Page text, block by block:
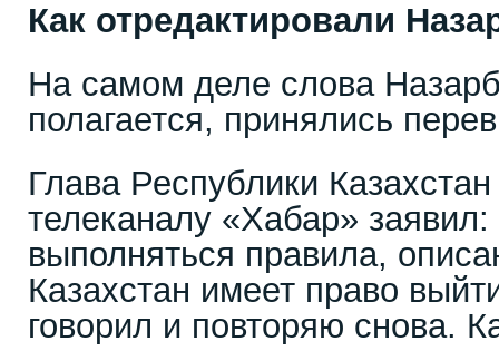
Как отредактировали
На самом деле слова
полагается, принялись
Глава Республики
телеканалу «Хабар»
выполняться правила,
Казахстан имеет право
говорил и повторяю снова.